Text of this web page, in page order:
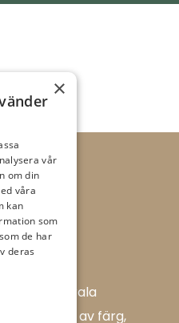
i centrala
sortiment av färg,
×
vår
om din
våra
kan
som
de har
deras